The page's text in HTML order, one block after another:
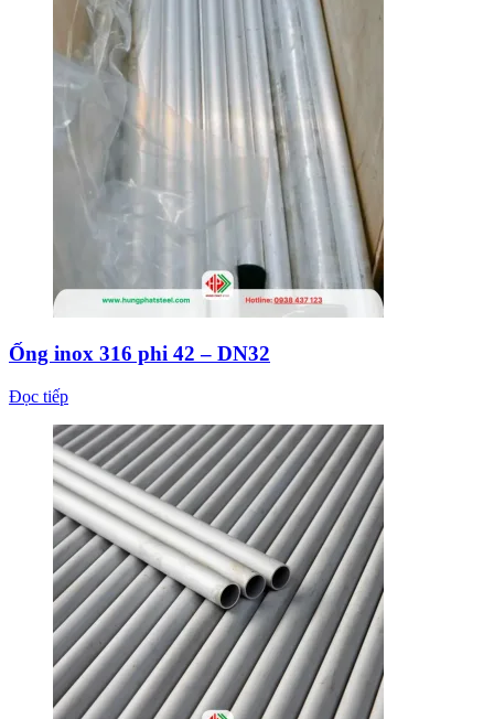
Ống inox 316 phi 42 – DN32
Đọc tiếp